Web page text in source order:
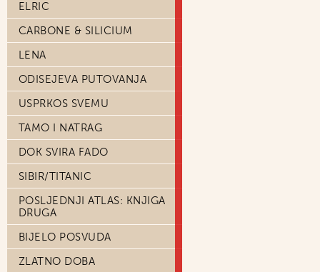
ELRIC
CARBONE & SILICIUM
LENA
ODISEJEVA PUTOVANJA
USPRKOS SVEMU
TAMO I NATRAG
DOK SVIRA FADO
SIBIR/TITANIC
POSLJEDNJI ATLAS: KNJIGA
DRUGA
BIJELO POSVUDA
ZLATNO DOBA